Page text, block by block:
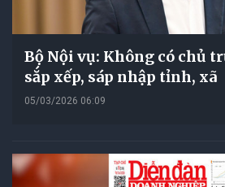
Bộ Nội vụ: Không có chủ
sắp xếp, sáp nhập tỉnh, xã
05/03/2026 06:09